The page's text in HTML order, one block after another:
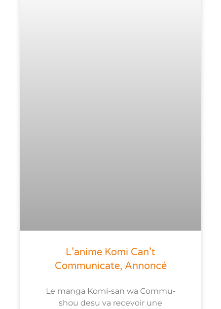
L’anime Komi Can’t
Communicate, Annoncé
Le manga Komi-san wa Commu-
shou desu va recevoir une